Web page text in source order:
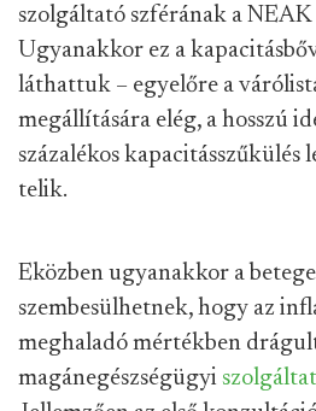
szolgáltató szférának a
Ugyanakkor ez a
láthattuk – egyelőre a
megállítására elég, a hosszú
százalékos kapacitásszűkülés
telik.
Eközben ugyanakkor a
szembesülhetnek, hogy az
meghaladó mértékben
magánegészségügyi